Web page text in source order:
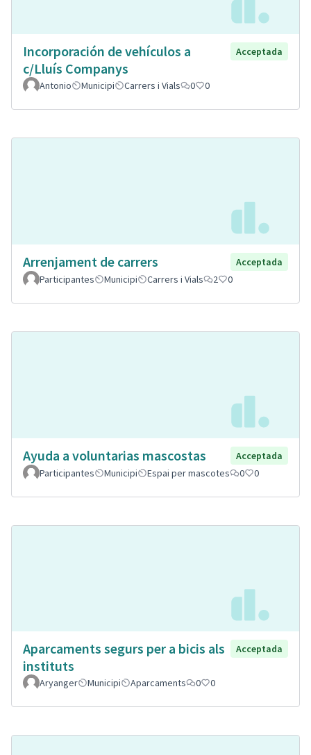
Incorporación de vehículos a
c/Lluís Companys
Acceptada
Antonio Municipi Carrers i Vials 0 0
Arrenjament de carrers
Acceptada
Participantes
Municipi Carrers i Vials 2 0
Ayuda a voluntarias mascostas
Acceptada
Participantes
Municipi Espai per mascotes 0 0
Aparcaments segurs per a bicis als
instituts
Acceptada
Aryanger Municipi Aparcaments 0 0